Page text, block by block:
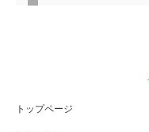
トップページ